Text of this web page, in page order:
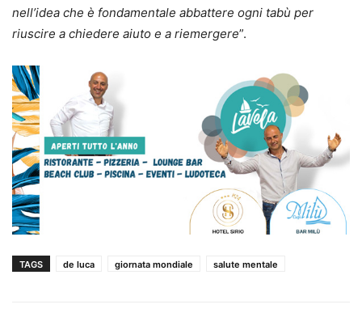
nell’idea che è fondamentale abbattere ogni tabù per
riuscire a chiedere aiuto e a riemergere”.
TAGS de luca giornata mondiale salute mentale